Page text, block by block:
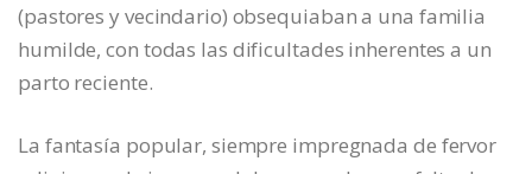
(pastores y vecindario) obsequiaban a una familia
humilde, con todas las dificultades inherentes a un
parto reciente.
La fantasía popular, siempre impregnada de fervor